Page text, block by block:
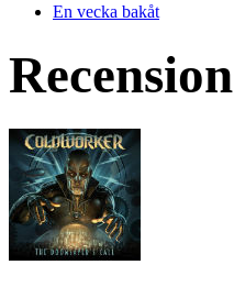
En vecka bakåt
Recension